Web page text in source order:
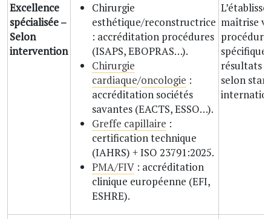
Excellence
spécialisée –
Selon
intervention
Chirurgie
esthétique/reconstructrice
: accréditation procédures
(ISAPS, EBOPRAS…).
Chirurgie
cardiaque/oncologie :
accréditation sociétés
savantes (EACTS, ESSO…).
Greffe capillaire :
certification technique
(IAHRS) + ISO 23791:2025.
PMA/FIV : accréditation
clinique européenne (EFI,
ESHRE).
maîtrise
procédure
spécifique
résultats
selon